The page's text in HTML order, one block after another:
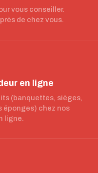
vous conseiller.
de chez vous.
en ligne
(banquettes, sièges,
éponges) chez nos
ligne.